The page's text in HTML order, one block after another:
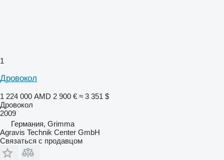
1
Дровокол
1 224 000 AMD 2 900 € ≈ 3 351 $
Дровокол
2009
Германия, Grimma
Agravis Technik Center GmbH
Связаться с продавцом